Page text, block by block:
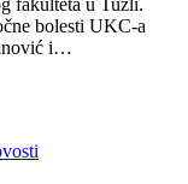
fakulteta u Tuzli.
bolesti UKC-a
i…